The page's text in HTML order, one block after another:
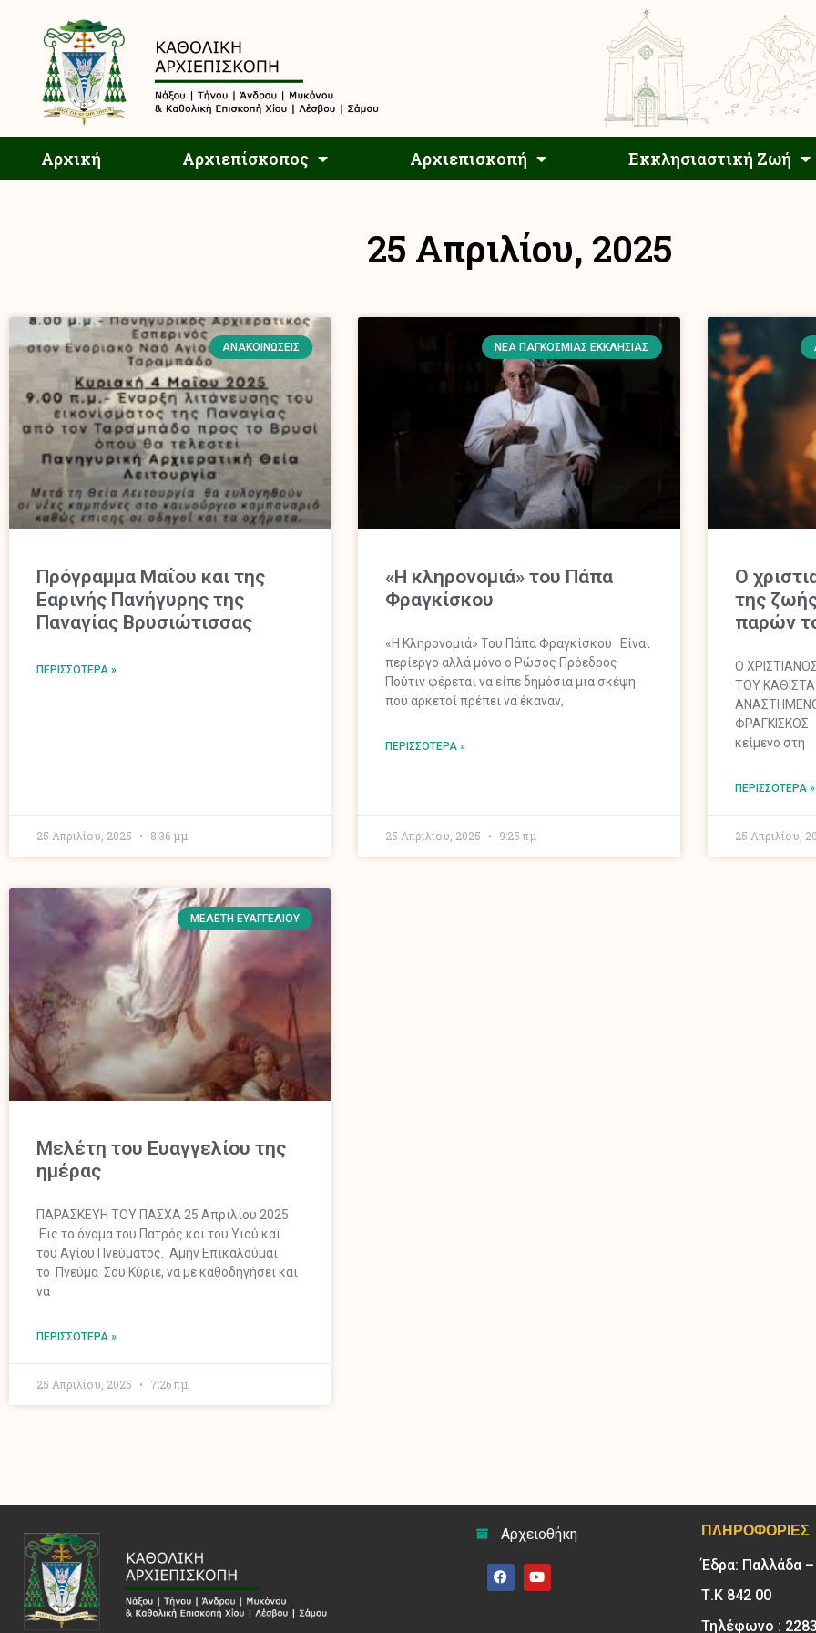
Αρχική Αρχιεπίσκοπος Αρχιεπισκοπή Εκκλησιαστική Ζωή
Αρχιεπισκοπή
25 Απριλίου, 2025
ΑΝΑΚΟΙΝΏΣΕΙΣ
Πρόγραμμα Μαΐου και της
Εαρινής Πανήγυρης της
Παναγίας Βρυσιώτισσας
ΠΕΡΙΣΣΌΤΕΡΑ »
25 Απριλίου, 2025 8:36 μμ
ΝΈΑ ΠΑΓΚΌΣΜΙΑΣ ΕΚΚΛΗΣΊΑΣ
«Η κληρονομιά» του Πάπα
Φραγκίσκου
«Η Κληρονομιά» Του Πάπα Φραγκίσκου Είναι
περίεργο αλλά μόνο ο Ρώσος Πρόεδρος
Πούτιν φέρεται να είπε δημόσια μια σκέψη
που αρκετοί πρέπει να έκαναν,
ΠΕΡΙΣΣΌΤΕΡΑ »
25 Απριλίου, 2025 9:25 πμ
O
της
παρών
Ο
ΤΟΥ
ΦΡΑΓΚΙΣΚΟΣ
κείμενο στη
ΠΕΡΙΣΣΌΤΕΡΑ »
25 Απριλίου,
ΜΕΛΈΤΗ ΕΥΑΓΓΕΛΊΟΥ
Mελέτη του Ευαγγελίου της
ημέρας
ΠΑΡΑΣΚΕΥΗ ΤΟΥ ΠΑΣΧΑ 25 Απριλίου 2025
Εις το όνομα του Πατρός και του Υιού και
του Αγίου Πνεύματος. Αμήν Επικαλούμαι
το Πνεύμα Σου Κύριε, να με καθοδηγήσει και
να
ΠΕΡΙΣΣΌΤΕΡΑ »
25 Απριλίου, 2025 7:26 πμ
Αρχειοθήκη
ΠΛΗΡΟΦΟΡΊΕΣ
Έδρα: Παλλάδα
Τ.Κ 842 00
Τηλέφωνο :